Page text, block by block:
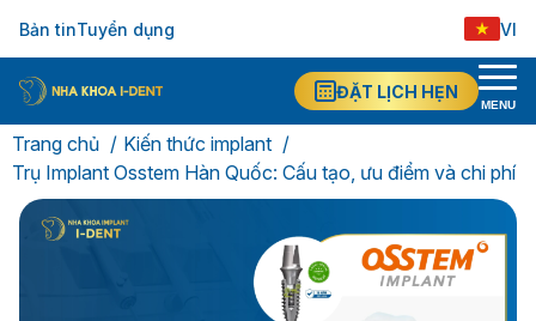
Bản tinTuyển dụng VI
ĐẶT LỊCH HẸN
MENU
Trang chủ
Kiến thức implant
Trụ Implant Osstem Hàn Quốc: Cấu tạo, ưu điểm và chi phí